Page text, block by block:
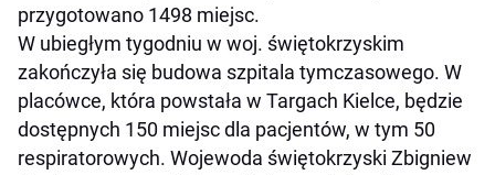
przygotowano 1498 miejsc.
W ubiegłym tygodniu w woj. świętokrzyskim
zakończyła się budowa szpitala tymczasowego. W
placówce, która powstała w Targach Kielce, będzie
dostępnych 150 miejsc dla pacjentów, w tym 50
respiratorowych. Wojewoda świętokrzyski Zbigniew